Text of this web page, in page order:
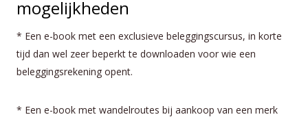
mogelijkheden
* Een e-book met een exclusieve beleggingscursus, in korte
tijd dan wel zeer beperkt te downloaden voor wie een
beleggingsrekening opent.
* Een e-book met wandelroutes bij aankoop van een merk